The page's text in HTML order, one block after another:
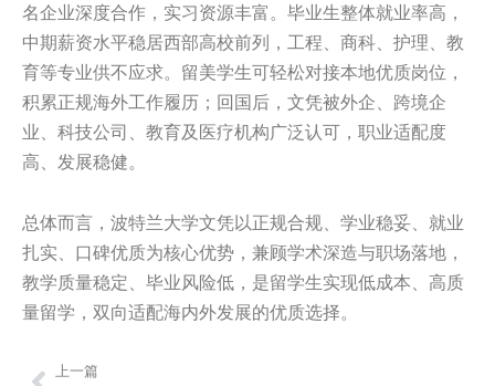
名企业深度合作，实习资源丰富。毕业生整体就业率高，
中期薪资水平稳居西部高校前列，工程、商科、护理、教
育等专业供不应求。留美学生可轻松对接本地优质岗位，
积累正规海外工作履历；回国后，文凭被外企、跨境企
业、科技公司、教育及医疗机构广泛认可，职业适配度
高、发展稳健。
总体而言，波特兰大学文凭以正规合规、学业稳妥、就业
扎实、口碑优质为核心优势，兼顾学术深造与职场落地，
教学质量稳定、毕业风险低，是留学生实现低成本、高质
量留学，双向适配海内外发展的优质选择。
上一篇